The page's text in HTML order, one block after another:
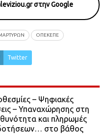
στην Google
ΟΠΕΚΕΠΕ
Twitter
– Ψηφιακές
– Υπαναχώρησης στη
και πληρωμές
στο βάθος